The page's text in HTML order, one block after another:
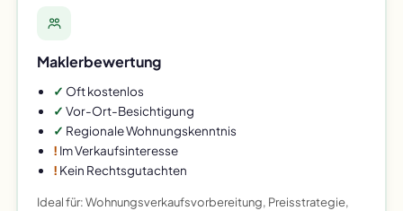
Maklerbewertung
✓ Oft kostenlos
✓ Vor-Ort-Besichtigung
✓ Regionale Wohnungskenntnis
! Im Verkaufsinteresse
! Kein Rechtsgutachten
Ideal für: Wohnungsverkaufsvorbereitung, Preisstrategie,